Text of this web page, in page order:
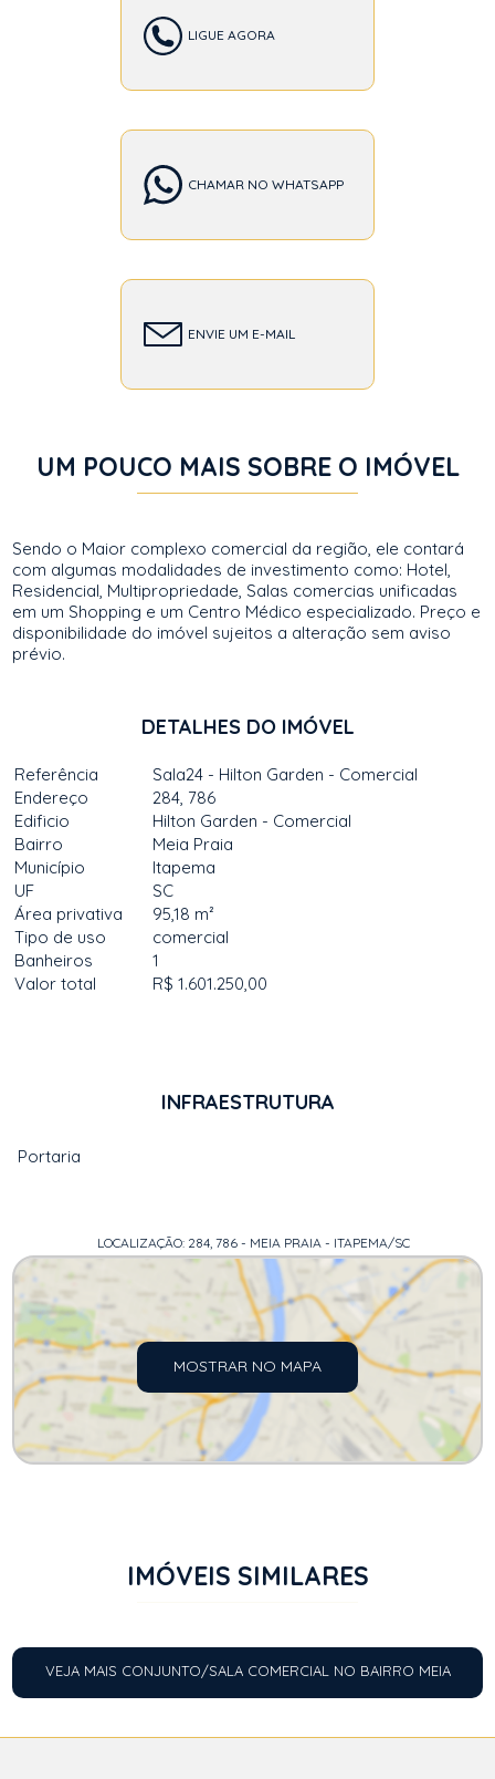
LIGUE AGORA
CHAMAR NO WHATSAPP
ENVIE UM E-MAIL
UM POUCO MAIS SOBRE O IMÓVEL
Sendo o Maior complexo comercial da região, ele contará
com algumas modalidades de investimento como: Hotel,
Residencial, Multipropriedade, Salas comercias unificadas
em um Shopping e um Centro Médico especializado. Preço e
disponibilidade do imóvel sujeitos a alteração sem aviso
prévio.
DETALHES DO IMÓVEL
Referência
Sala24 - Hilton Garden - Comercial
Endereço
284, 786
Edificio
Hilton Garden - Comercial
Bairro
Meia Praia
Município
Itapema
UF
SC
Área privativa
95,18 m²
Tipo de uso
comercial
Banheiros
1
Valor total
R$ 1.601.250,00
INFRAESTRUTURA
Portaria
LOCALIZAÇÃO: 284, 786 - MEIA PRAIA - ITAPEMA/SC
MOSTRAR NO MAPA
IMÓVEIS SIMILARES
VEJA MAIS CONJUNTO/SALA COMERCIAL NO BAIRRO MEIA